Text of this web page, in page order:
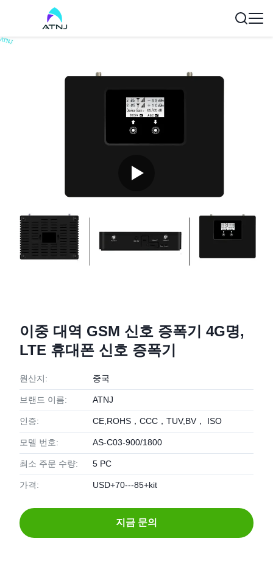
이중 대역 GSM 신호 증폭기 4G명,
LTE 휴대폰 신호 증폭기
원산지: 중국
브랜드 이름: ATNJ
인증: CE,ROHS，CCC，TUV,BV， ISO
모델 번호: AS-C03-900/1800
최소 주문 수량: 5 PC
가격: USD+70---85+kit
지금 문의